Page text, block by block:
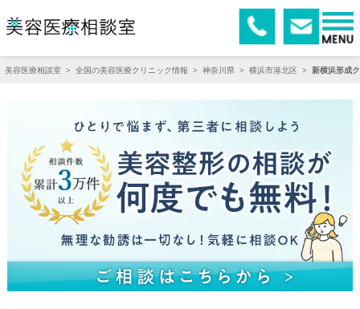
美容医療相談室 > 全国の美容医療クリニック情報 > 神奈川県 > 横浜市港北区 > 新横浜形成